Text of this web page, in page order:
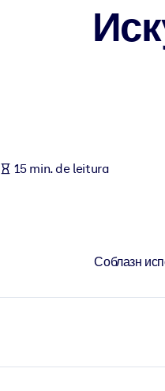
conhecimento confiável e
15 min. de leitura
Соблазн